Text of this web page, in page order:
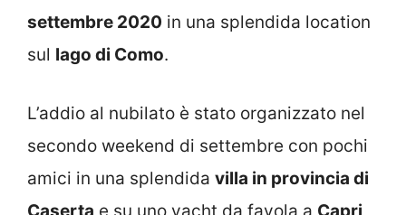
settembre 2020 in una splendida location
sul lago di Como.
L’addio al nubilato è stato organizzato nel
secondo weekend di settembre con pochi
amici in una splendida villa in provincia di
Caserta e su uno yacht da favola a Capri,